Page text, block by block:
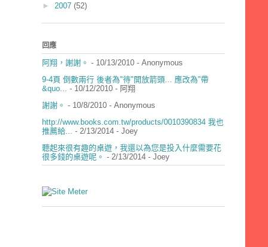
► 2007 (52)
回應
阿翔，謝謝。 - 10/13/2010 - Anonymous
9-4頁 倒數兩行 後者為"待"開放箭頭... 應改為"帶
&quo...
- 10/12/2010 - 阿翔
謝謝。 - 10/8/2010 - Anonymous
http://www.books.com.tw/products/0010390834 我也
推薦給...
- 2/13/2014 - Joey
聽起來很有趣的桌遊，我還以為您是投入什麼需要花
很多錢的桌遊呢。 - 2/13/2014 - Joey